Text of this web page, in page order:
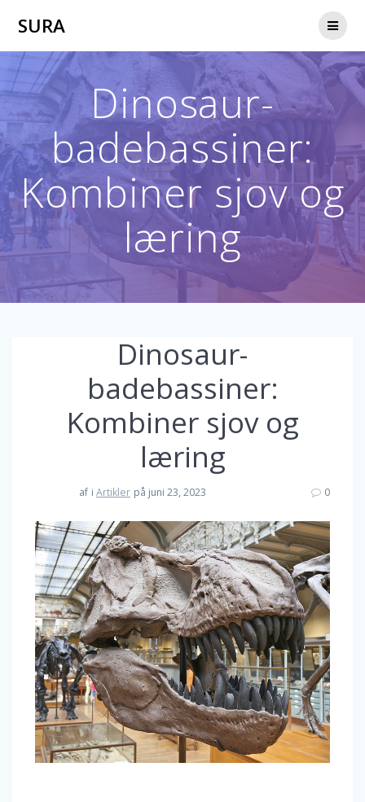
SURA
Dinosaur-
badebassiner:
Kombiner sjov og
læring
Dinosaur-
badebassiner:
Kombiner sjov og
læring
af i Artikler på juni 23, 2023 0